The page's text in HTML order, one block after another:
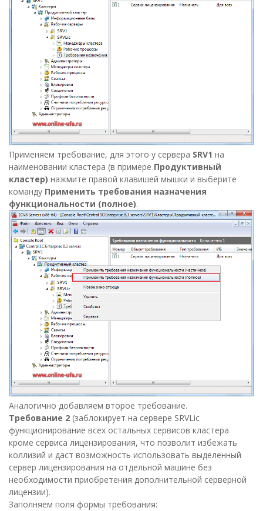
Применяем требование, для этого у сервера SRV1 на
наименовании кластера (в примере Продуктивный
кластер) нажмите правой клавишей мышки и выберите
команду Применить требования назначения
функциональности (полное).
Аналогично добавляем второе требование.
Требование 2 (заблокирует на сервере SRVLic
функционирование всех остальных сервисов кластера
кроме сервиса лицензирования, что позволит избежать
коллизий и даст возможность использовать выделенный
сервер лицензирования на отдельной машине без
необходимости приобретения дополнительной серверной
лицензии).
Заполняем поля формы требования: